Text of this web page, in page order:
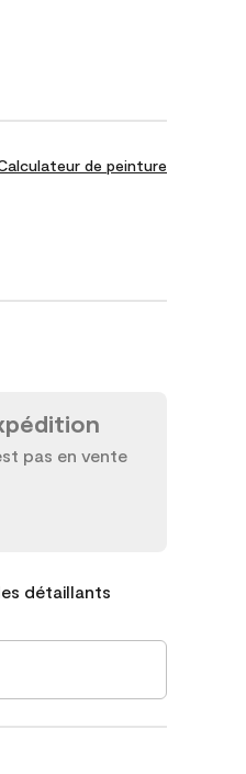
de peinture
pas en vente
détaillants